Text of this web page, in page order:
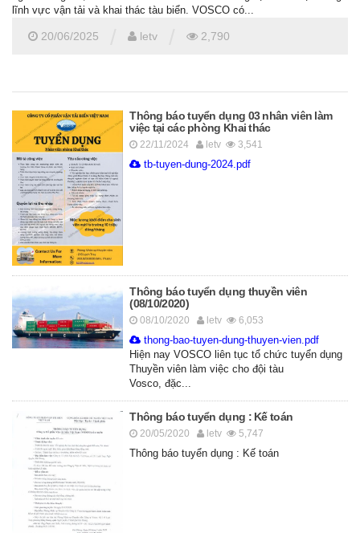
lĩnh vực vận tải và khai thác tàu biển. VOSCO có...
20/06/2025 letv 2,790
Thông báo tuyển dụng 03 nhân viên làm
việc tại các phòng Khai thác
22/11/2024 letv 3,541
tb-tuyen-dung-2024.pdf
Thông báo tuyển dụng thuyền viên
(08/10/2020)
08/10/2020 letv 6,053
thong-bao-tuyen-dung-thuyen-vien.pdf
Hiện nay VOSCO liên tục tổ chức tuyển dụng
Thuyền viên làm việc cho đội tàu
Vosco, đặc...
Thông báo tuyển dụng : Kế toán
20/05/2020 letv 5,747
Thông báo tuyển dụng : Kế toán